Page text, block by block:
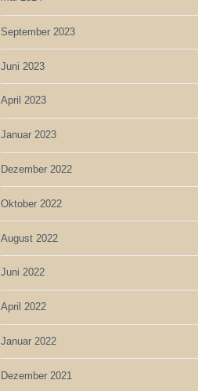
September 2023
Juni 2023
April 2023
Januar 2023
Dezember 2022
Oktober 2022
August 2022
Juni 2022
April 2022
Januar 2022
Dezember 2021